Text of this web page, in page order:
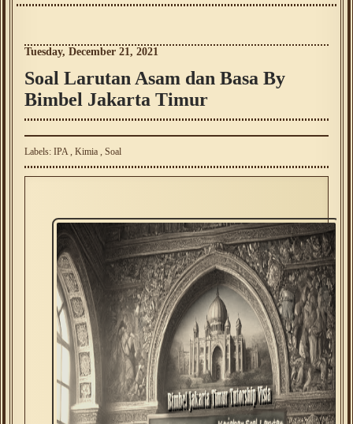
Tuesday, December 21, 2021
Soal Larutan Asam dan Basa By
Bimbel Jakarta Timur
Labels: IPA, Kimia , Soal